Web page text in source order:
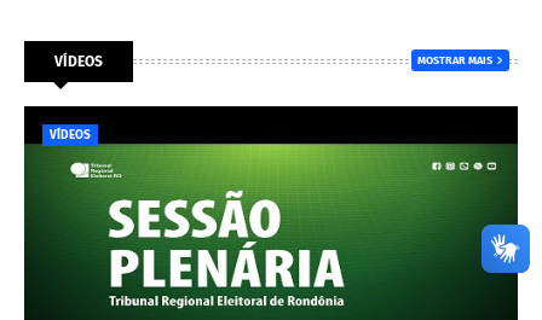
VÍDEOS MOSTRAR MAIS
VÍDEOS